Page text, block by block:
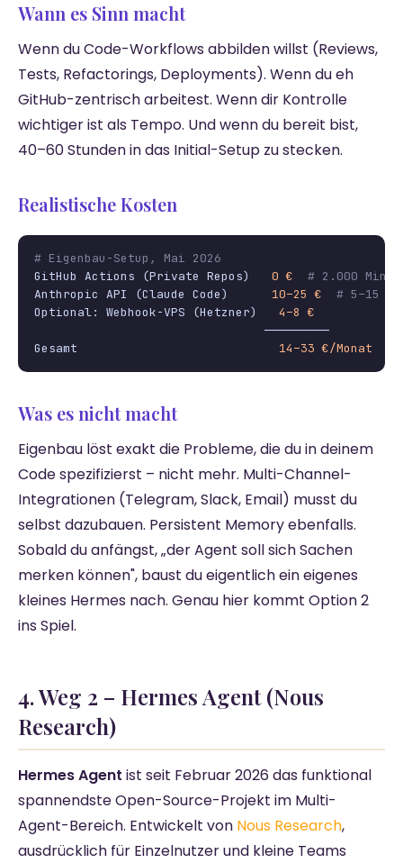
Wann es Sinn macht
Wenn du Code-Workflows abbilden willst (Reviews,
Tests, Refactorings, Deployments). Wenn du eh
GitHub-zentrisch arbeitest. Wenn dir Kontrolle
wichtiger ist als Tempo. Und wenn du bereit bist,
40–60 Stunden in das Initial-Setup zu stecken.
Realistische Kosten
# Eigenbau-Setup, Mai 2026
GitHub Actions (Private Repos) 0 €
# 2.000 Min/
Anthropic API (Claude Code) 10–25 €
# 5–15
Optional: Webhook-VPS (Hetzner) 4–8 €
                                ─────────
Gesamt 14–33 €/Monat
Was es nicht macht
Eigenbau löst exakt die Probleme, die du in deinem
Code spezifizierst – nicht mehr. Multi-Channel-
Integrationen (Telegram, Slack, Email) musst du
selbst dazubauen. Persistent Memory ebenfalls.
Sobald du anfängst, „der Agent soll sich Sachen
merken können", baust du eigentlich ein eigenes
kleines Hermes nach. Genau hier kommt Option 2
ins Spiel.
4. Weg 2 – Hermes Agent (Nous
Research)
Hermes Agent ist seit Februar 2026 das funktional
spannendste Open-Source-Projekt im Multi-
Agent-Bereich. Entwickelt von Nous Research,
ausdrücklich für Einzelnutzer und kleine Teams